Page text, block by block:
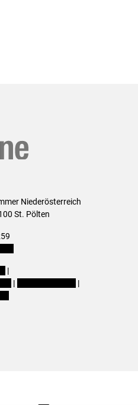
Niederösterreich
St. Pölten
|
|
|